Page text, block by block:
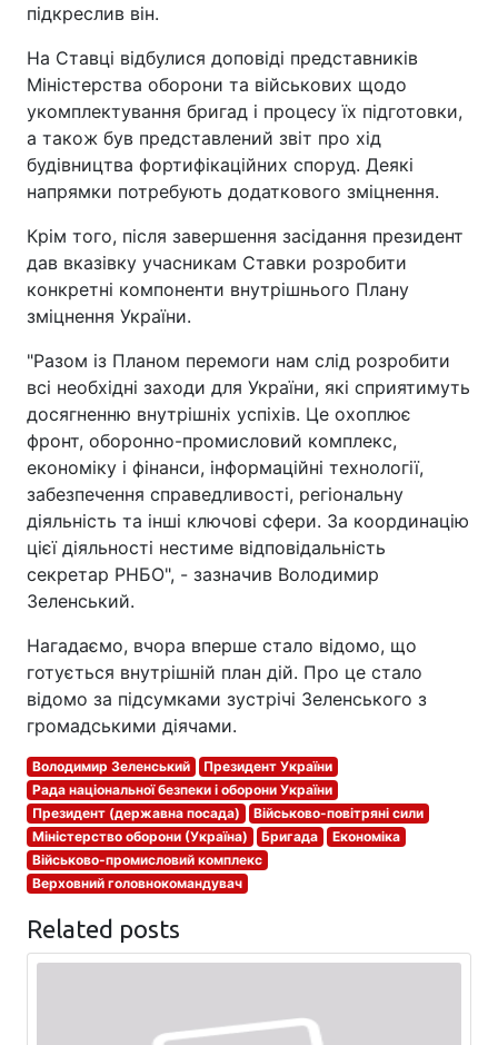
підкреслив він.
На Ставці відбулися доповіді представників
Міністерства оборони та військових щодо
укомплектування бригад і процесу їх підготовки,
а також був представлений звіт про хід
будівництва фортифікаційних споруд. Деякі
напрямки потребують додаткового зміцнення.
Крім того, після завершення засідання президент
дав вказівку учасникам Ставки розробити
конкретні компоненти внутрішнього Плану
зміцнення України.
"Разом із Планом перемоги нам слід розробити
всі необхідні заходи для України, які сприятимуть
досягненню внутрішніх успіхів. Це охоплює
фронт, оборонно-промисловий комплекс,
економіку і фінанси, інформаційні технології,
забезпечення справедливості, регіональну
діяльність та інші ключові сфери. За координацію
цієї діяльності нестиме відповідальність
секретар РНБО", - зазначив Володимир
Зеленський.
Нагадаємо, вчора вперше стало відомо, що
готується внутрішній план дій. Про це стало
відомо за підсумками зустрічі Зеленського з
громадськими діячами.
Володимир Зеленський
Президент України
Рада національної безпеки і оборони України
Президент (державна посада)
Військово-повітряні сили
Міністерство оборони (Україна)
Бригада
Економіка
Військово-промисловий комплекс
Верховний головнокомандувач
Related posts